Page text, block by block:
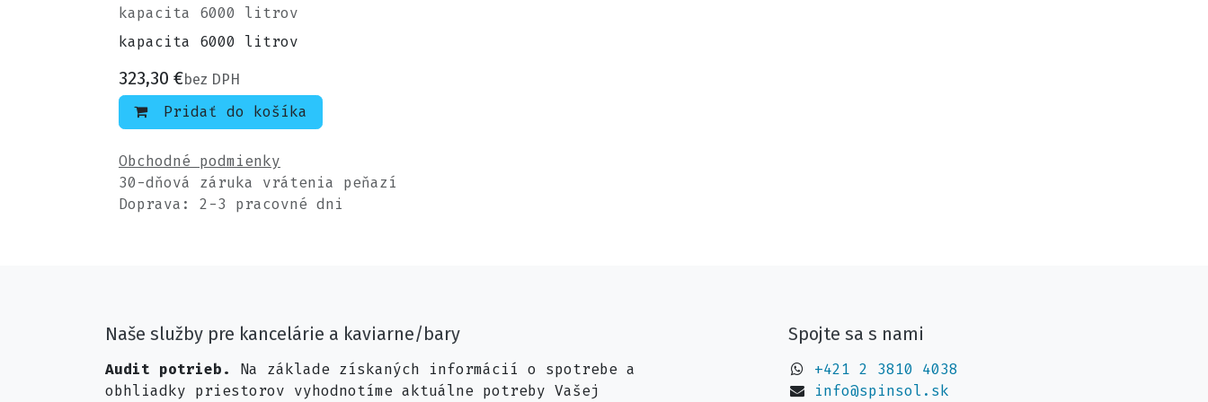
kapacita 6000 litrov
kapacita 6000 litrov
323,30 €bez DPH
Pridať do košíka
Obchodné podmienky
30-dňová záruka vrátenia peňazí
Doprava: 2-3 pracovné dni
Naše služby pre kancelárie a kaviarne/bary
Audit potrieb.
Na základe získaných informácií o spotrebe a
obhliadky priestorov vyhodnotíme aktuálne potreby Vašej
Spojte sa s nami
+421 2 3810 4038
info@spinsol.sk